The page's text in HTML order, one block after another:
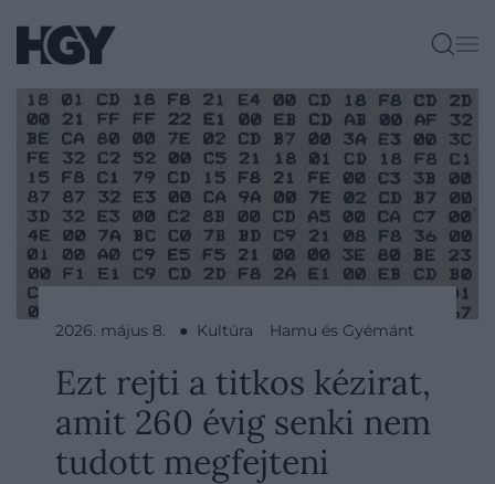
2026. május 8. ● Kultúra Hamu és Gyémánt
Ezt rejti a titkos kézirat,
amit 260 évig senki nem
tudott megfejteni